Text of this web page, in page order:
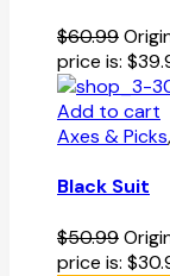
$60.99
price is:
Add to cart
Axes & Picks,
Black Suit
$50.99
price is: